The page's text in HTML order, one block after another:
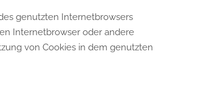
genutzten Internetbrowsers
Internetbrowser oder andere
von Cookies in dem genutzten